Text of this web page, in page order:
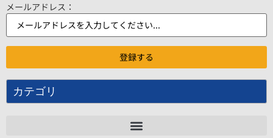
メールアドレス：
カテゴリ